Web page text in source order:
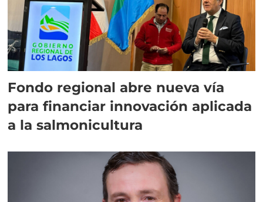
Fondo regional abre nueva vía
para financiar innovación aplicada
a la salmonicultura